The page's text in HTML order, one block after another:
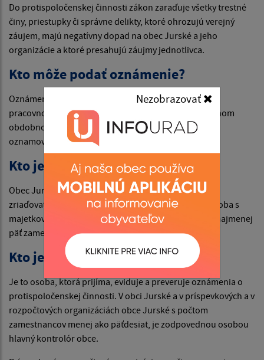
Nezobrazovať
Do protispoločenskej činnosti zákon zaraďuje všetky trestné
činy, priestupky či správne delikty, ktoré ohrozujú verejný
záujem, majú negatívny dopad na obec Jurské a jeho
organizácie a ktoré presahujú záujmy jednotlivca.
Kto môže podať oznámenie?
Oznámenie môže podať fyzická osoba, ktorá je v
pracovnoprávnom vzťahu k zamestnávateľovi alebo inom
obdobnom vzťahu k zamestnávateľovi a anonymný
oznamovateľ.
Kto je zamestnávateľom?
Obec Jurské, príspevkové a rozpočtové organizácie v
zriaďovateľskej pôsobnosti obci Jurské, právnická osoba s
majetkovou účasťou obce Jurské, ktorá zamestnáva najmenej
päť zamestnancov.
Kto je zodpovedná osoba?
Je to osoba, ktorá prijíma, eviduje a preveruje oznámenia o
protispoločenskej činnosti. V obci Jurské a v príspevkových a v
rozpočtových organizáciách obce Jurské s počtom
zamestnancov menej ako päťdesiat, je zodpovednou osobou
hlavný kontrolór obce.